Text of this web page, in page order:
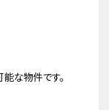
な物件です。